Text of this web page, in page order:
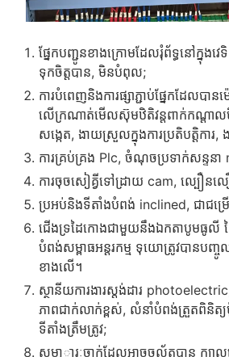
ផ្នែកបញ្ជូនខាងក្រោមដែលរុំព័ទ្ធនៅក្នុងវេ
ទុកចិត្តបាន, មិនបំពុល;
ការបំពេញនិងការផ្សាភ្ជាប់ផ្នែកដែលបា
លើក្រណាត់មើលស៊ុមឋិតិវន្តពាក់កណ្តាល
សង្កេត, ងាយស្រួលក្នុងការប្រតិបត្តិការ,
ការគ្រប់គ្រង Plc, ចំណុចប្រទាក់សន្ទន
ការចុចសៀគ្វីទៅដ្រាយ cam, ល្បឿនល
ប្រអប់និងទីតាំងបំពង់ inclined, ជាជម្
ជើងទ្រដៃកោងជាមួយនឹងឯកតាបូមធូលី
បំពង់សម្ពាធអន្តរកម្ម ទុយោត្រូវបានបញ្
ខាងលើ។
ស្ថានីយការងារស្តង់ដារ
ភាពជាក់លាក់ខ្ពស់, លំនាំបំពង់ត្រួតពិនិត្
ទីតាំងត្រឹមត្រូវ;
សមា្ភារៈចាក់ដែលអាចចល័តបាន ក្បាលជ្